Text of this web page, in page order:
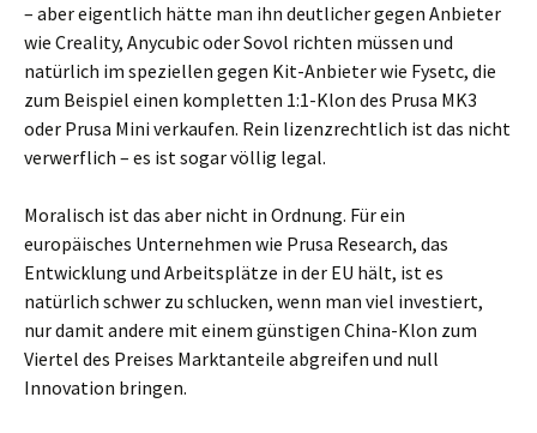
– aber eigentlich hätte man ihn deutlicher gegen Anbieter
wie Creality, Anycubic oder Sovol richten müssen und
natürlich im speziellen gegen Kit-Anbieter wie Fysetc, die
zum Beispiel einen kompletten 1:1-Klon des Prusa MK3
oder Prusa Mini verkaufen. Rein lizenzrechtlich ist das nicht
verwerflich – es ist sogar völlig legal.
Moralisch ist das aber nicht in Ordnung. Für ein
europäisches Unternehmen wie Prusa Research, das
Entwicklung und Arbeitsplätze in der EU hält, ist es
natürlich schwer zu schlucken, wenn man viel investiert,
nur damit andere mit einem günstigen China-Klon zum
Viertel des Preises Marktanteile abgreifen und null
Innovation bringen.